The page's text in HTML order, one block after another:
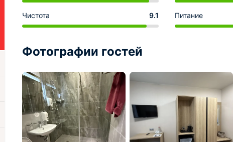
Чистота 9.1 Питание
Фотографии гостей